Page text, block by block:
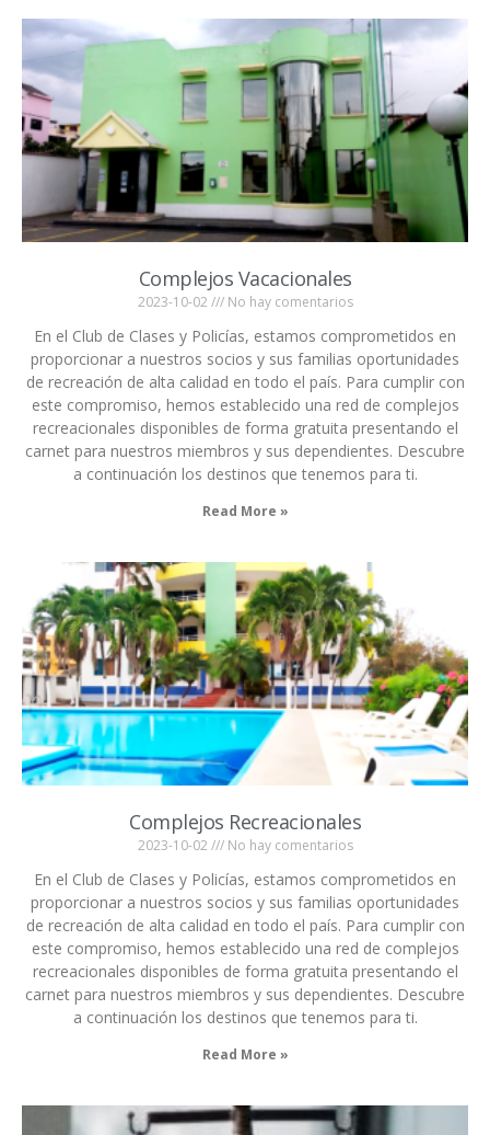
Complejos Vacacionales
2023-10-02 No hay comentarios
En el Club de Clases y Policías, estamos comprometidos en
proporcionar a nuestros socios y sus familias oportunidades
de recreación de alta calidad en todo el país. Para cumplir con
este compromiso, hemos establecido una red de complejos
recreacionales disponibles de forma gratuita presentando el
carnet para nuestros miembros y sus dependientes. Descubre
a continuación los destinos que tenemos para ti.
Read More »
Complejos Recreacionales
2023-10-02 No hay comentarios
En el Club de Clases y Policías, estamos comprometidos en
proporcionar a nuestros socios y sus familias oportunidades
de recreación de alta calidad en todo el país. Para cumplir con
este compromiso, hemos establecido una red de complejos
recreacionales disponibles de forma gratuita presentando el
carnet para nuestros miembros y sus dependientes. Descubre
a continuación los destinos que tenemos para ti.
Read More »